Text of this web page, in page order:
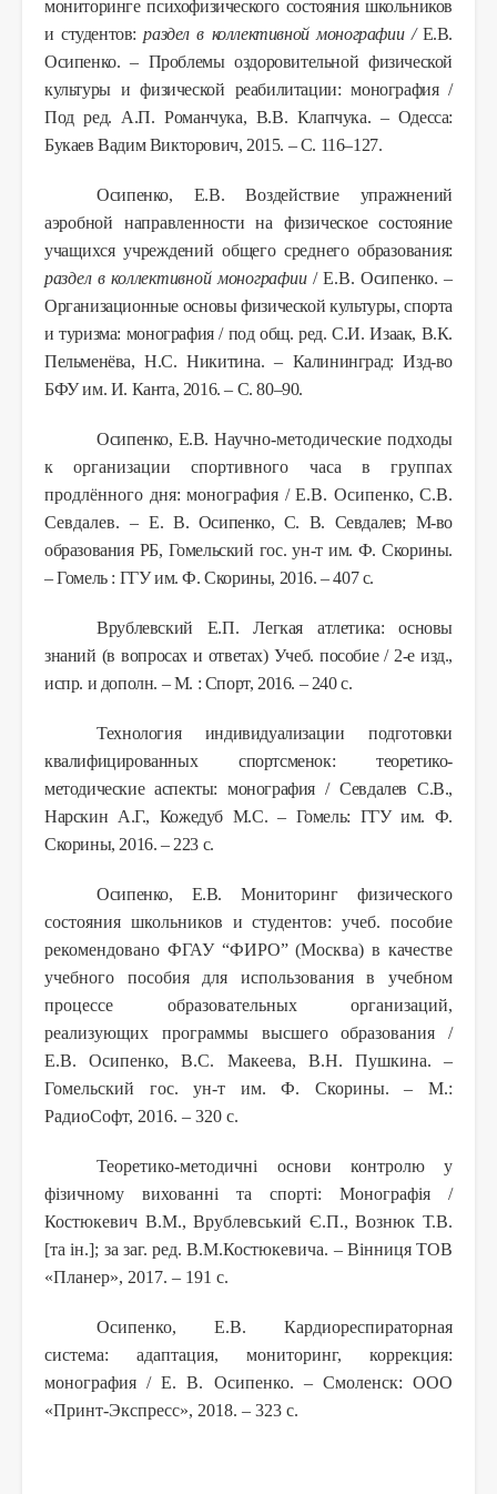
мониторинге психофизического состояния школьников
и студентов:раздел в коллективной монографии / Е.В.
Осипенко. – Проблемы оздоровительной физической
культуры и физической реабилитации: монография /
Под ред. А.П. Романчука, В.В. Клапчука. – Одесса:
Букаев Вадим Викторович, 2015. – С. 116–127.
Осипенко, Е.В.Воздействие упражнений
аэробной направленности на физическое состояние
учащихся учреждений общего среднего образования:
раздел в коллективной монографии/ Е.В. Осипенко. –
Организационные основы физической культуры, спорта
и туризма: монография / под общ. ред. С.И. Изаак, В.К.
Пельменёва, Н.С. Никитина. – Калининград: Изд-во
БФУ им. И. Канта, 2016. – С. 80–90.
Осипенко, Е.В. Научно-методические подходы
к организации спортивного часа в группах
продлённого дня: монография / Е.В. Осипенко, С.В.
Севдалев. –Е. В. Осипенко, С. В. Севдалев; М-во
образования РБ, Гомельский гос. ун-т им. Ф. Скорины.
– Гомель : ГГУ им. Ф. Скорины, 2016. – 407 с.
Врублевский Е.П. Легкая атлетика: основы
знаний (в вопросах и ответах) Учеб. пособие / 2-е изд.,
испр. и дополн. – М. : Спорт, 2016. – 240 с.
Технология индивидуализации подготовки
квалифицированных спортсменок: теоретико-
методические аспекты: монография /Севдалев С.В.,
Нарскин А.Г., Кожедуб М.С. – Гомель: ГГУ им. Ф.
Скорины, 2016. – 223 с.
Осипенко, Е.В. Мониторинг физического
состояния школьников и студентов: учеб. пособие
рекомендовано ФГАУ “ФИРО” (Москва) в качестве
учебного пособия для использования в учебном
процессе образовательных организаций,
реализующих программы высшего образования /
Е.В. Осипенко, В.С. Макеева, В.Н. Пушкина. –
Гомельский гос. ун-т им. Ф. Скорины. – М.:
РадиоСофт, 2016. – 320 с.
Теоретико-методичні основи контролю у
фізичному вихованні та спорті: Монографія /
Костюкевич В.М., Врублевський Є.П., Вознюк Т.В.
[та ін.]; за заг. ред. В.М.Костюкевича. – Вінниця ТОВ
«Планер», 2017. – 191 c.
Осипенко, Е.В. Кардиореспираторная
система: адаптация, мониторинг, коррекция:
монография / Е. В. Осипенко. – Смоленск: ООО
«Принт-Экспресс», 2018. – 323 с.